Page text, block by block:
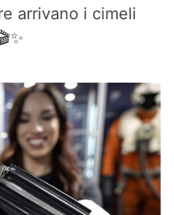
arrivano i cimeli